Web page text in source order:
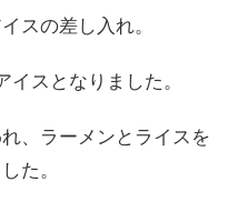
スの差し入れ。
スとなりました。
、ラーメンとライスを
た。